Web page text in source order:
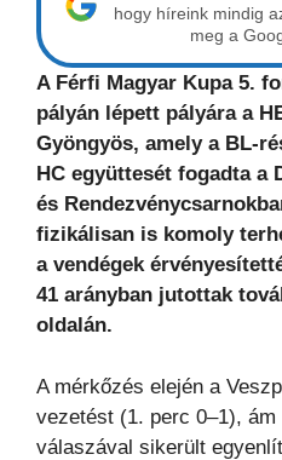
hogy híreink mindig
meg a
A Férfi Magyar Kupa 5.
pályán lépett pályára a
Gyöngyös, amely a BL-
HC együttesét fogadta a
és
fizikálisan is komoly
a vendégek
41 arányban jutottak
oldalán.
A mérkőzés elején a
vezetést (1. perc 0–1),
válaszával sikerült